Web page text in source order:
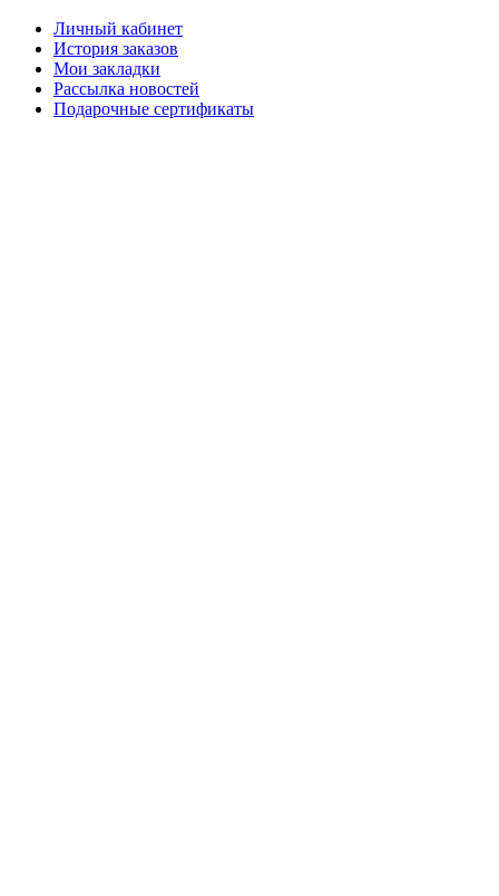
Личный кабинет
История заказов
Мои закладки
Рассылка новостей
Подарочные сертификаты